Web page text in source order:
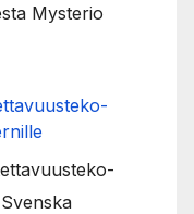
Mysterio